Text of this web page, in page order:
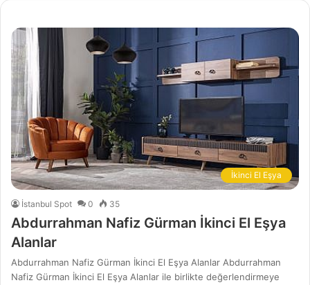
İkinci El Eşya
İstanbul Spot 0 35
Abdurrahman Nafiz Gürman İkinci El Eşya
Alanlar
Abdurrahman Nafiz Gürman İkinci El Eşya Alanlar Abdurrahman
Nafiz Gürman İkinci El Eşya Alanlar ile birlikte değerlendirmeye